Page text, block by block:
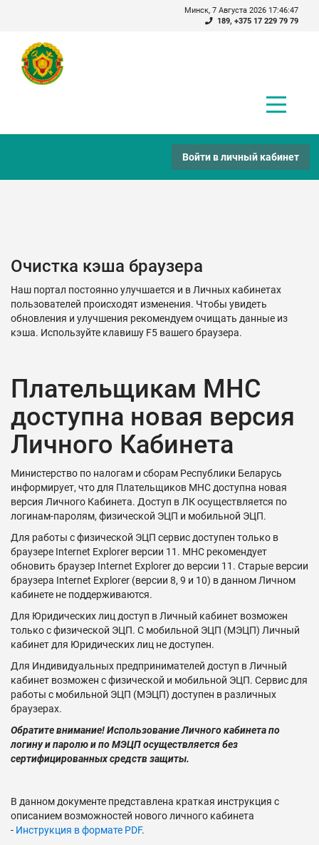
Минск, 7 Августа 2026 17:46:47
189, +375 17 229 79 79
Войти в личный кабинет
Очистка кэша браузера
Наш портал постоянно улучшается и в Личных кабинетах
пользователей происходят изменения. Чтобы увидеть
обновления и улучшения рекомендуем очищать данные из
кэша. Используйте клавишу F5 вашего браузера.
Плательщикам МНС
доступна новая версия
Личного Кабинета
Министерство по налогам и сборам Республики Беларусь
информирует, что для Плательщиков МНС доступна новая
версия Личного Кабинета. Доступ в ЛК осуществляется по
логинам-паролям, физической ЭЦП и мобильной ЭЦП.
Для работы с физической ЭЦП сервис доступен только в
браузере Internet Explorer версии 11. МНС рекомендует
обновить браузер Internet Explorer до версии 11. Старые версии
браузера Internet Explorer (версии 8, 9 и 10) в данном Личном
кабинете не поддерживаются.
Для Юридических лиц доступ в Личный кабинет возможен
только с физической ЭЦП. С мобильной ЭЦП (МЭЦП) Личный
кабинет для Юридических лиц не доступен.
Для Индивидуальных предпринимателей доступ в Личный
кабинет возможен с физической и мобильной ЭЦП. Сервис для
работы с мобильной ЭЦП (МЭЦП) доступен в различных
браузерах.
Обратите внимание! Использование Личного кабинета по
логину и паролю и по МЭЦП осуществляется без
сертифицированных средств защиты.
В данном документе представлена краткая инструкция с
описанием возможностей нового личного кабинета
- Инструкция в формате PDF.